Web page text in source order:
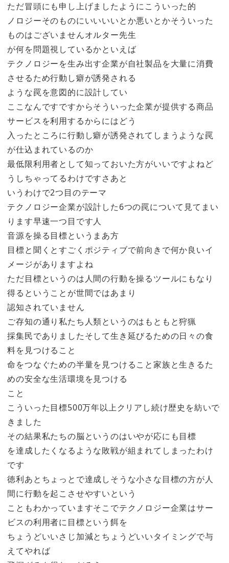
ただ冒頭にも申し上げましたようにこういった的
ノロジーそのものにいいいいとか悪いとかそういった
ものはございませんオルター先生
が何を問題視しているかといえば
テクノロジーを生み出す企業が自社製品を大量に消費
させるため行動し癖が誘発される
ような罠を意図的に設計してい
ここなんですですからそういった企業が提供する商品
サービスを利用するからにはどう
入ったところに行動し癖が誘発されてしまうような罠
が仕込まれているのか
最低限利用者として知っておいた方がいいですよねど
うしちゃってるわけですさあと
いうわけで2つ目のテーマ
テクノロジー企業が設計した6つの罠について見てまい
ります早速一つ目です人
音源を操る目標というまあ方
目標と聞くとすごくポジティブで前向きで何か良いイ
メージがありますよね
ただ目標というのは人間の行動を操るツールにもなり
得るということが世間ではあまり
認知されていません
ご存知の通り私たち人類というのはもともと狩猟
採集民でありましたそして生き延びるための日々の食
料を見つけること
命をつなぐための半量を見つけること家族と生きるた
めの安全な生活環境を見つける
こと
こういった目標500万年以上クリアし続け歴史を紡いで
きました
その結果私たちの脳というのはいやが応にも目標
を達成したくなるような敗戦が組まれてしまったわけ
です
徳利あとちょっとで達成しそうな小さな目標の方が人
間に行動を起こさせやすいという
こともわかっていますそこでテクノロジー企業はサー
ビスの利用者に目標という餌を
ちょうどいいさじ加減とちょうどいいタイミングで与
えてやれば